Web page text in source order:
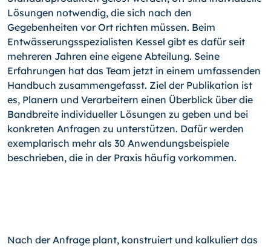
Lösungen notwendig, die sich nach den
Gegebenheiten vor Ort richten müssen. Beim
Entwässerungsspezialisten Kessel gibt es dafür seit
mehreren Jahren eine eigene Abteilung. Seine
Erfahrungen hat das Team jetzt in einem umfassenden
Handbuch zusammengefasst. Ziel der Publikation ist
es, Planern und Verarbeitern einen Überblick über die
Bandbreite individueller Lösungen zu geben und bei
konkreten Anfragen zu unterstützen. Dafür werden
exemplarisch mehr als 30 Anwendungsbeispiele
beschrieben, die in der Praxis häufig vorkommen.
Nach der Anfrage plant, konstruiert und kalkuliert das